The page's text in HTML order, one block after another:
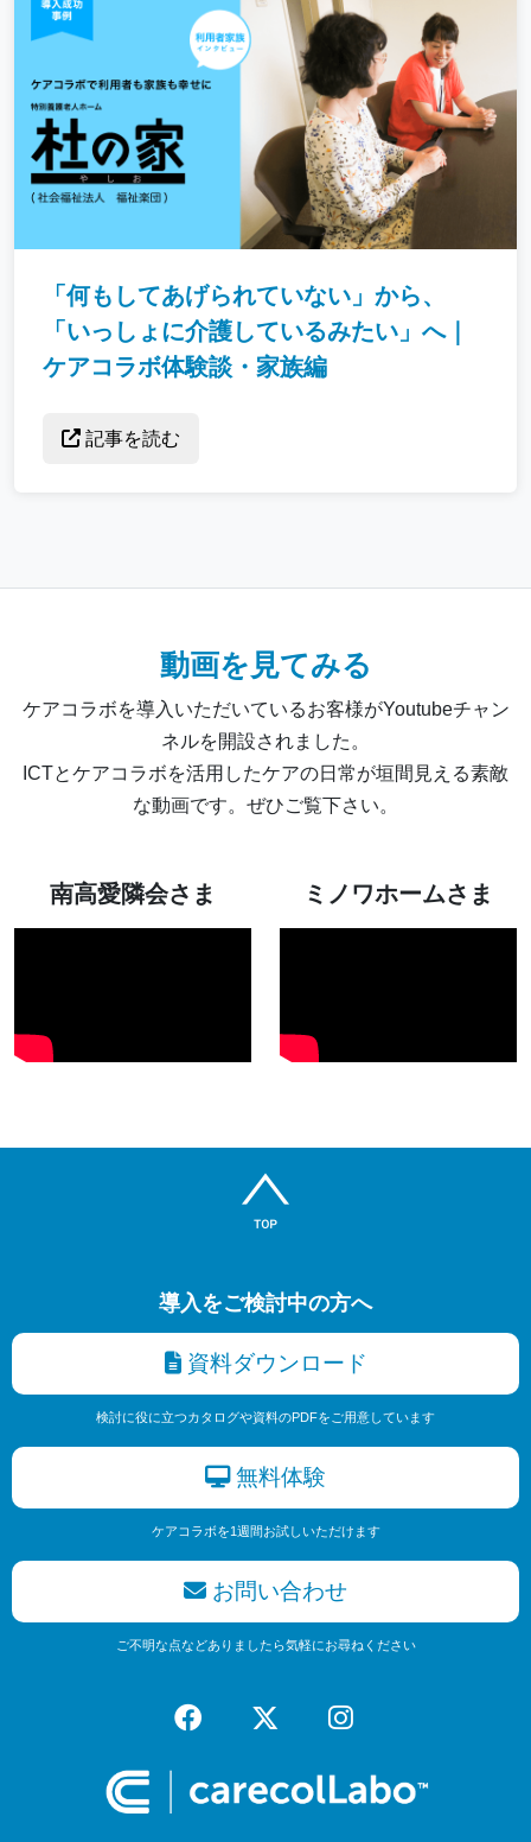
「何もしてあげられていない」から、
「いっしょに介護しているみたい」へ｜
ケアコラボ体験談・家族編
記事を読む
動画を見てみる
ケアコラボを導入いただいているお客様がYoutubeチャン
ネルを開設されました。
ICTとケアコラボを活用したケアの日常が垣間見える素敵
な動画です。ぜひご覧下さい。
南高愛隣会さま ミノワホームさま
導入をご検討中の方へ
資料ダウンロード
検討に役に立つカタログや資料のPDFをご用意しています
無料体験
ケアコラボを1週間お試しいただけます
お問い合わせ
ご不明な点などありましたら気軽にお尋ねください